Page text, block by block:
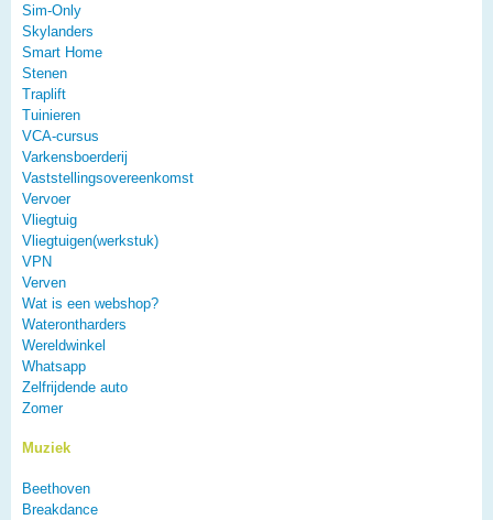
Sim-Only
Skylanders
Smart Home
Stenen
Traplift
Tuinieren
VCA-cursus
Varkensboerderij
Vaststellingsovereenkomst
Vervoer
Vliegtuig
Vliegtuigen(werkstuk)
VPN
Verven
Wat is een webshop?
Waterontharders
Wereldwinkel
Whatsapp
Zelfrijdende auto
Zomer
Muziek
Beethoven
Breakdance